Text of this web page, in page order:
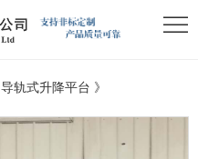
导轨式升降平台 》